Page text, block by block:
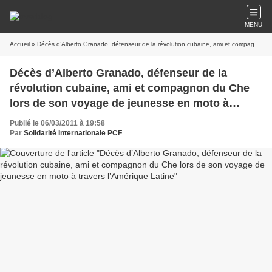
MENU
Accueil » Décès d’Alberto Granado, défenseur de la révolution cubaine, ami et compagnon du Che lors de son voyage de jeunesse en moto à travers l’Amérique Latine
Décès d’Alberto Granado, défenseur de la
révolution cubaine, ami et compagnon du Che
lors de son voyage de jeunesse en moto à
travers l’Amérique Latine
Publié le 06/03/2011 à 19:58
Par Solidarité Internationale PCF